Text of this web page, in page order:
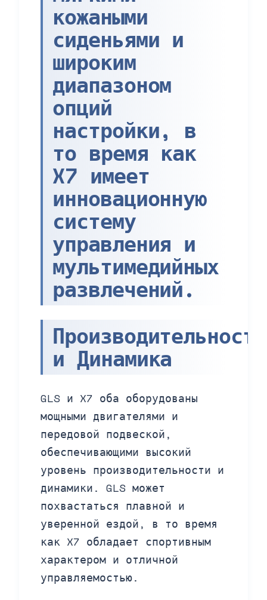
кожаными
сиденьями и
широким
диапазоном
опций
настройки, в
то время как
X7 имеет
инновационную
систему
управления и
мультимедийных
развлечений.
Производительность
и Динамика
GLS и X7 оба оборудованы
мощными двигателями и
передовой подвеской,
обеспечивающими высокий
уровень производительности и
динамики. GLS может
похвастаться плавной и
уверенной ездой, в то время
как X7 обладает спортивным
характером и отличной
управляемостью.